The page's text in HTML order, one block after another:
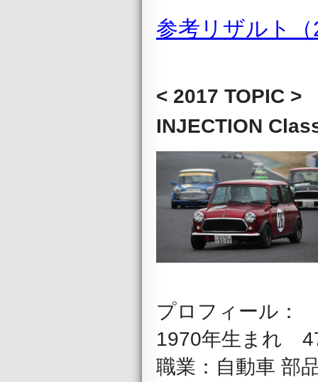
参考リザルト
< 2017 TOPIC >
INJECTION
プロフィール：
1970年生まれ
職業：自動車 部